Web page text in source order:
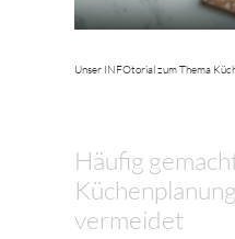
Unser INFOtorial zum Thema
Häufig
vermeidet